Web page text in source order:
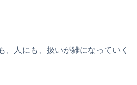
、人にも、扱いが雑になっていく